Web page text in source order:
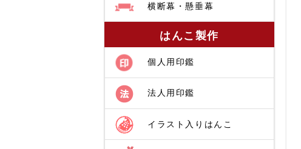
横断幕・懸垂幕
はんこ製作
個人用印鑑
法人用印鑑
イラスト入りはんこ